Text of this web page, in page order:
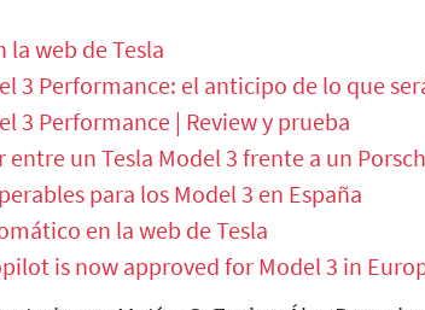
la web de Tesla
3 Performance: el anticipo de lo que
3 Performance | Review y prueba
entre un Tesla Model 3 frente a un
para los Model 3 en España
en la web de Tesla
is now approved for Model 3 in